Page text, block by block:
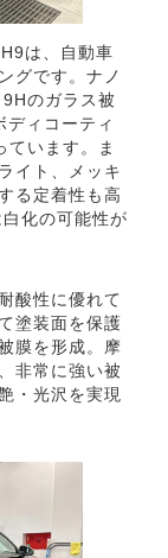
は、自動車
グです。ナノ
のガラス被
ィコーティ
ています。ま
イト、メッキ
る定着性も高
化の可能性が
酸性に優れて
塗装面を保護
膜を形成。摩
非常に強い被
・光沢を実現